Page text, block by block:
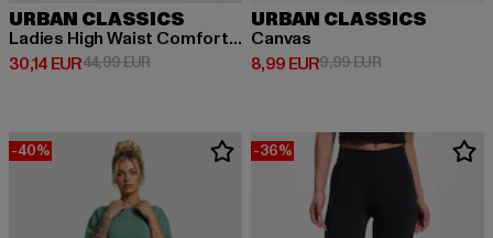
URBAN CLASSICS
Ladies High Waist Comfort Jogging
30,14 EUR
Derzeitiger Preis: 30,14 EUR
44,99 EURAktionspreis: 44,99 EUR
URBAN CLASSICS
Canvas
8,99 EUR
Derzeitiger Preis: 8,99 EUR
9,99 EURAktionspreis:
-40% -36%